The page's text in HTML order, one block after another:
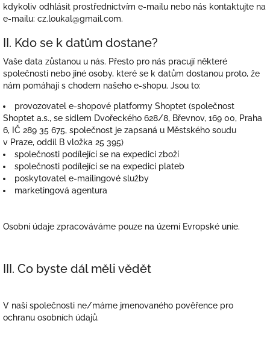
kdykoliv odhlásit prostřednictvím e-mailu nebo nás kontaktujte na
e-mailu: cz.loukal@gmail.com.
II. Kdo se k datům dostane?
Vaše data zůstanou u nás. Přesto pro nás pracují některé
společnosti nebo jiné osoby, které se k datům dostanou proto, že
nám pomáhají s chodem našeho e-shopu. Jsou to:
provozovatel e-shopové platformy Shoptet (společnost
Shoptet a.s., se sídlem Dvořeckého 628/8, Břevnov, 169 00, Praha
6, IČ 289 35 675, společnost je zapsaná u Městského soudu
v Praze, oddíl B vložka 25 395)
společnosti podílející se na expedici zboží
společnosti podílející se na expedici plateb
poskytovatel e-mailingové služby
marketingová agentura
Osobní údaje zpracováváme pouze na území Evropské unie.
III. Co byste dál měli vědět
V naší společnosti ne/máme jmenovaného pověřence pro
ochranu osobních údajů.